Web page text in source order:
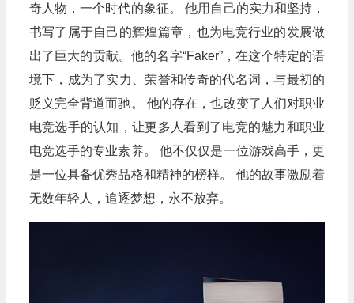
奇人物，一个时代的象征。 他用自己的实力和坚持，
书写了属于自己的辉煌篇章，也为电竞行业的发展做
出了巨大的贡献。他的名字“Faker”，在这个特定的语
境下，成为了实力、荣誉和传奇的代名词，与最初的
贬义完全背道而驰。 他的存在，也改变了人们对职业
电竞选手的认知，让更多人看到了电竞的魅力和职业
电竞选手的专业素养。 他不仅仅是一位游戏高手，更
是一位具备优秀品格和精神的榜样。 他的故事激励着
无数年轻人，追逐梦想，永不放弃。